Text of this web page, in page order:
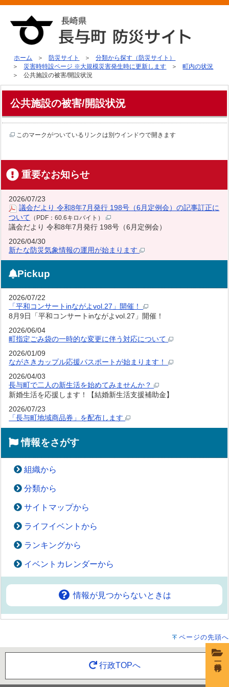
ホーム 防災サイト
分類から探す（防災サイト）
災害時特設ページ ※大規模災害発生時に更新します
町内の状況
公共施設の被害/開設状況
公共施設の被害/開設状況
このマークがついているリンクは別ウインドウで開きます
重要なお知らせ
2026/07/23
議会だより 令和8年7月発行 198号（6月定例会）の記事訂正に
ついて （PDF：60.6キロバイト）
議会だより 令和8年7月発行 198号（6月定例会）
2026/04/30
新たな防災気象情報の運用が始まります
Pickup
2026/07/22
「平和コンサートinながよvol.27」開催！
8月9日「平和コンサートinながよvol.27」開催！
2026/06/04
町指定ごみ袋の一時的な変更に伴う対応について
2026/01/09
ながさきカップル応援パスポートが始まります！
2026/04/03
長与町で二人の新生活を始めてみませんか？
新婚生活を応援します！【結婚新生活支援補助金】
2026/07/23
「長与町地域商品券」を配布します
情報をさがす
組織から
分類から
サイトマップから
ライフイベントから
ランキングから
イベントカレンダーから
情報が見つからないときは
ページの先頭へ
行政TOPへ